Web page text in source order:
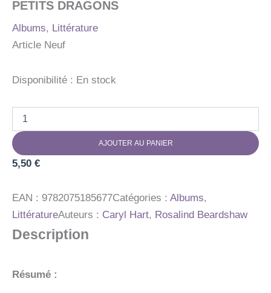
PETITS DRAGONS
Albums, Littérature
Article Neuf
Disponibilité : En stock
LES
BONNES
MANIERES
PETITS
DRAGONS
AJOUTER AU PANIER
5,50 €
EAN : 9782075185677Catégories : Albums,
LittératureAuteurs : Caryl Hart, Rosalind Beardshaw
Description
Résumé :